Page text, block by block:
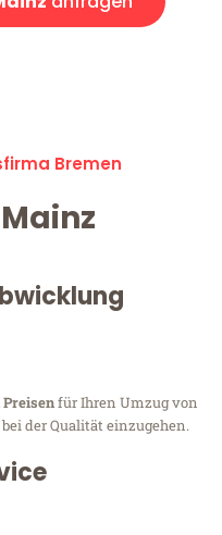
Bremen
für Ihren Umzug von
der Qualität einzugehen.